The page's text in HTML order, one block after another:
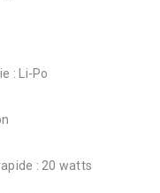
: Li-Po
: 20 watts